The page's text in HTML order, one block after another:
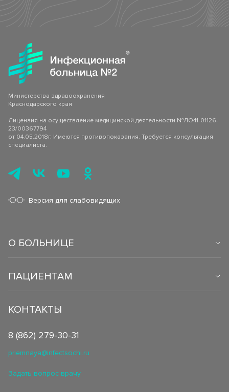
Министерства здравоохранения
Краснодарского края
Лицензия на осуществление медицинской деятельности №ЛО41-01126-
23/00367794
от 04.05.2018г. Имеются противопоказания. Требуется консультация
специалиста.
Версия для слабовидящих
О БОЛЬНИЦЕ
ПАЦИЕНТАМ
КОНТАКТЫ
8 (862) 279-30-31
priemnaya@infectsochi.ru
Задать вопрос врачу